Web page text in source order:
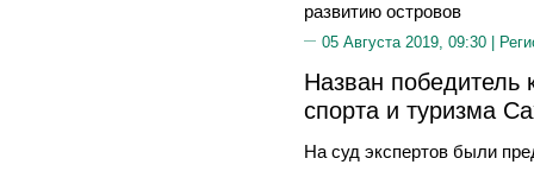
развитию островов
05 Августа 2019, 09:30 |
Назван победитель
спорта и туризма
На суд экспертов были